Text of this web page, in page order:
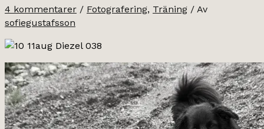
4 kommentarer / Fotografering, Träning / Av
sofiegustafsson